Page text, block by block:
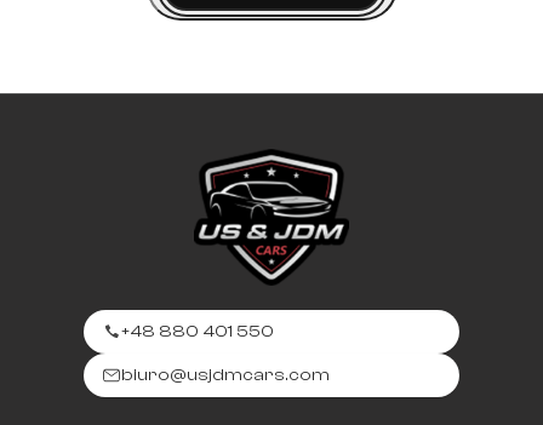
+48 880 401 550
biuro@usjdmcars.com